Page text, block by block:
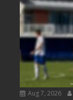
Aug 7, 2026